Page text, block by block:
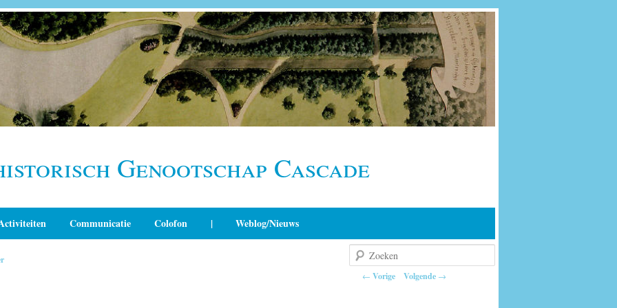
Genootschap Cascade
Communicatie Colofon | Weblog/Nieuws
Berichtnavigatie
← Vorige Volgende →